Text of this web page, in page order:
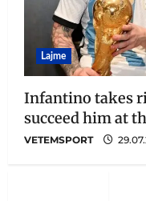
Lajme
Infantino takes
succeed him at
VETEMSPORT